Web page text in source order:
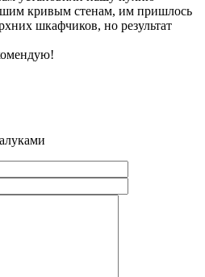
кривым стенам, им пришлось
шкафчиков, но результат